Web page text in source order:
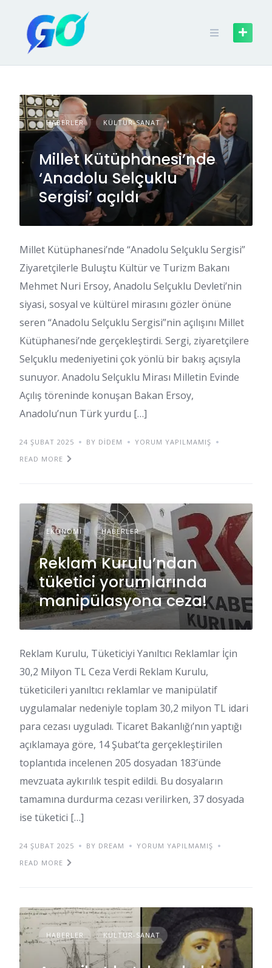
content
HABERLER KÜLTÜR-SANAT
Millet Kütüphanesi’nde
‘Anadolu Selçuklu
Sergisi’ açıldı
Millet Kütüphanesi’nde “Anadolu Selçuklu Sergisi”
Ziyaretçilerle Buluştu Kültür ve Turizm Bakanı
Mehmet Nuri Ersoy, Anadolu Selçuklu Devleti’nin
siyasi, sosyal ve kültürel mirasını gözler önüne
seren “Anadolu Selçuklu Sergisi”nin açılışını Millet
Kütüphanesi’nde gerçekleştirdi. Sergi, ziyaretçilere
Selçuklu medeniyetini çok yönlü bir bakış açısıyla
sunuyor. Anadolu Selçuklu Mirası Milletin Evinde
Açılış töreninde konuşan Bakan Ersoy,
Anadolu’nun Türk yurdu […]
24 ŞUBAT 2025 BY DIDEM
YORUM YAPILMAMIŞ
READ MORE
EKONOMI HABERLER
Reklam Kurulu’ndan
tüketici yorumlarında
manipülasyona ceza!
Reklam Kurulu, Tüketiciyi Yanıltıcı Reklamlar İçin
30,2 Milyon TL Ceza Verdi Reklam Kurulu,
tüketicileri yanıltıcı reklamlar ve manipülatif
uygulamalar nedeniyle toplam 30,2 milyon TL idari
para cezası uyguladı. Ticaret Bakanlığı’nın yaptığı
açıklamaya göre, 14 Şubat’ta gerçekleştirilen
toplantıda incelenen 205 dosyadan 183’ünde
mevzuata aykırılık tespit edildi. Bu dosyaların
tamamına durdurma cezası verilirken, 37 dosyada
ise tüketici […]
24 ŞUBAT 2025 BY DREAM
YORUM YAPILMAMIŞ
READ MORE
HABERLER KÜLTÜR-SANAT